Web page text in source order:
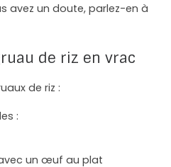
avez un doute, parlez-en à
de riz en vrac
de riz :
:
un œuf au plat